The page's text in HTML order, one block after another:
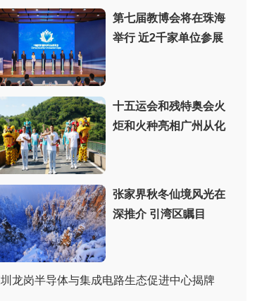
第七届教博会将在珠海
举行 近2千家单位参展
十五运会和残特奥会火
炬和火种亮相广州从化
张家界秋冬仙境风光在
深推介 引湾区瞩目
龙岗半导体与集成电路生态促进中心揭牌